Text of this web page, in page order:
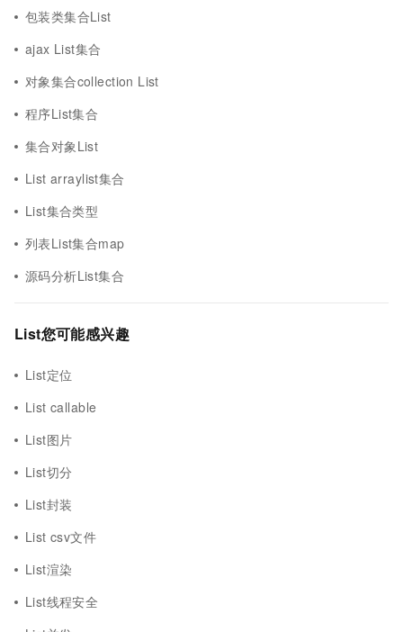
包装类集合List
ajax List集合
对象集合collection List
程序List集合
集合对象List
List arraylist集合
List集合类型
列表List集合map
源码分析List集合
List您可能感兴趣
List定位
List callable
List图片
List切分
List封装
List csv文件
List渲染
List线程安全